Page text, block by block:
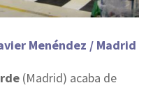
Menéndez / Madrid
(Madrid) acaba de